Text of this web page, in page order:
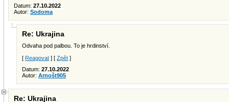
Datum: 27.10.2022
Autor: Sodoma
Re: Ukrajina
Odvaha pod palbou. To je hrdinství.
[ Reagovat ] [ Zpět ]
Datum: 27.10.2022
Autor: Arnošt905
Re: Ukrajina